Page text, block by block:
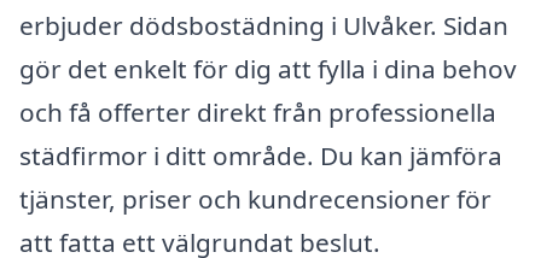
erbjuder dödsbostädning i Ulvåker. Sidan
gör det enkelt för dig att fylla i dina behov
och få offerter direkt från professionella
städfirmor i ditt område. Du kan jämföra
tjänster, priser och kundrecensioner för
att fatta ett välgrundat beslut.